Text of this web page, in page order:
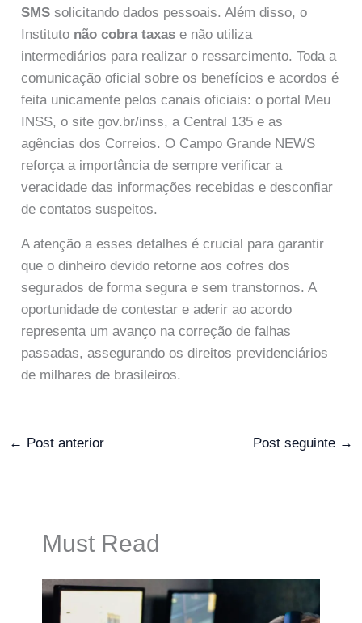
SMS solicitando dados pessoais. Além disso, o
Instituto não cobra taxas e não utiliza
intermediários para realizar o ressarcimento. Toda a
comunicação oficial sobre os benefícios e acordos é
feita unicamente pelos canais oficiais: o portal Meu
INSS, o site gov.br/inss, a Central 135 e as
agências dos Correios. O Campo Grande NEWS
reforça a importância de sempre verificar a
veracidade das informações recebidas e desconfiar
de contatos suspeitos.
A atenção a esses detalhes é crucial para garantir
que o dinheiro devido retorne aos cofres dos
segurados de forma segura e sem transtornos. A
oportunidade de contestar e aderir ao acordo
representa um avanço na correção de falhas
passadas, assegurando os direitos previdenciários
de milhares de brasileiros.
← Post anterior Post seguinte →
Must Read